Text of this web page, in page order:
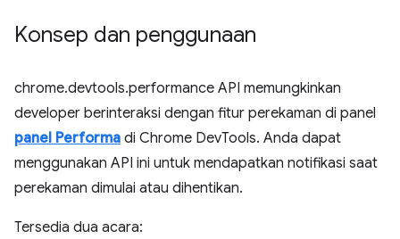
Konsep dan penggunaan
chrome.devtools.performance API memungkinkan
developer berinteraksi dengan fitur perekaman di panel
panel Performa di Chrome DevTools. Anda dapat
menggunakan API ini untuk mendapatkan notifikasi saat
perekaman dimulai atau dihentikan.
Tersedia dua acara: